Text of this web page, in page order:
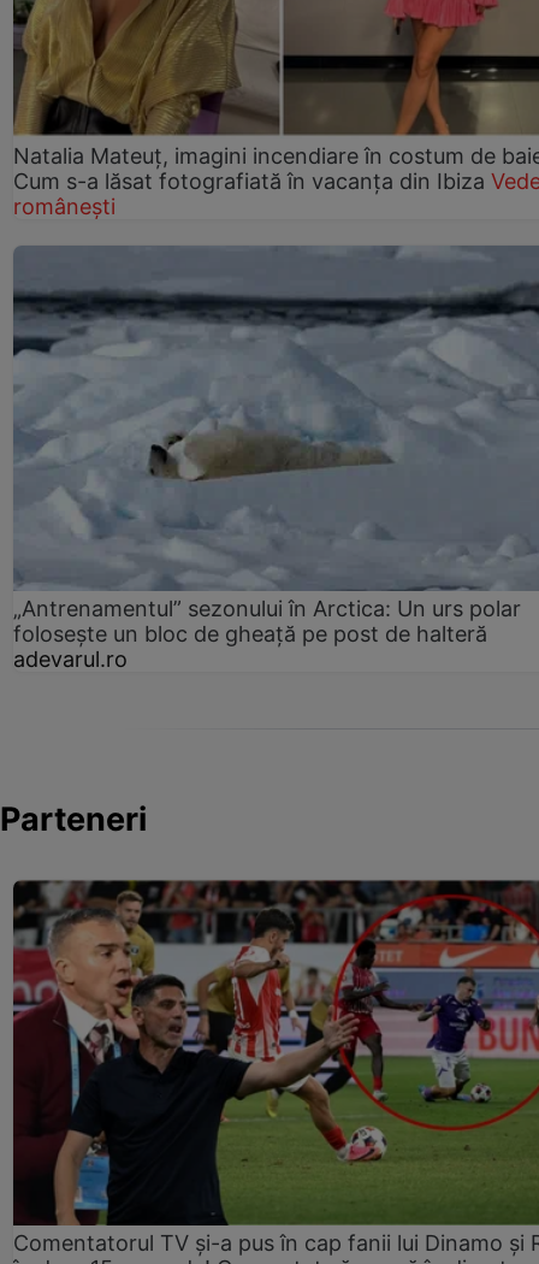
Natalia Mateuț, imagini incendiare în costum de
Cum s-a lăsat fotografiată în vacanța din Ibiza
românești
„Antrenamentul” sezonului în Arctica: Un urs polar
folosește un bloc de gheață pe post de halteră
adevarul.ro
Parteneri
Comentatorul TV și-a pus în cap fanii lui Dinamo și